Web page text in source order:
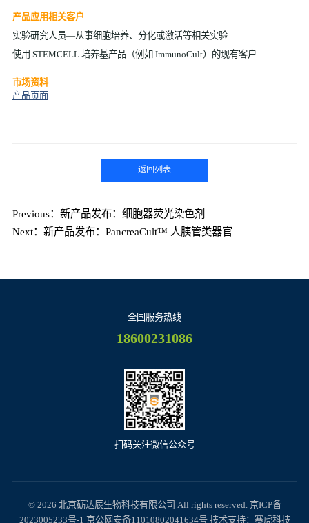
产品应用相关客户
实验研究人员—从事细胞培养、分化或激活等相关实验
使用 STEMCELL 培养基产品（例如 ImmunoCult）的现有客户
市场资料
产品页面
返回列表
Previous：新产品发布：细胞器荧光染色剂
Next：新产品发布：PancreaCult™ 人胰管类器官
全国服务热线
18600231086
扫码关注微信公众号
© 2026 北京砺达辰生物科技有限公司 All rights reserved. 京ICP备
2023005233号-1 京公网安备11010802041634号技术支持： 赛虎科技